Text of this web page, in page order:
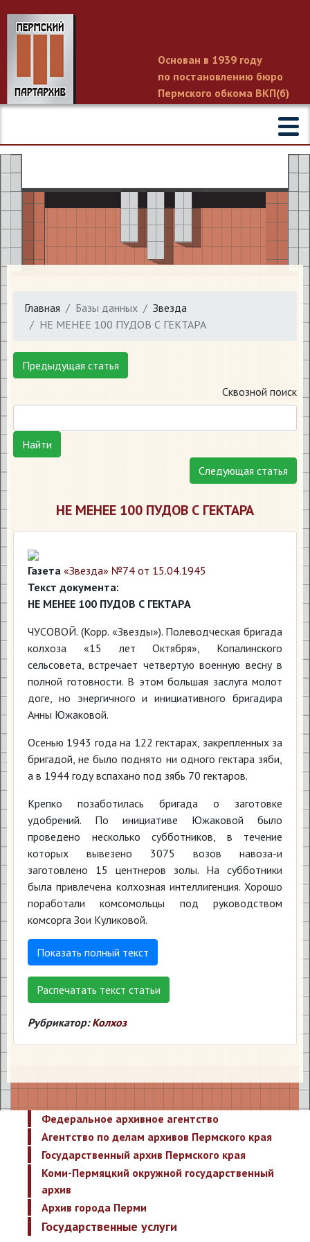
Основан в 1939 году
по постановлению бюро
Пермского обкома ВКП(б)
Главная Базы данных
Звезда
​НЕ МЕНЕЕ 100 ПУДОВ С ГЕКТАРА
Предыдущая статья
Сквозной поиск
Найти
Следующая статья
​НЕ МЕНЕЕ 100 ПУДОВ С ГЕКТАРА
Газета «Звезда» №74 от 15.04.1945
Текст документа:
НЕ МЕНЕЕ 100 ПУДОВ С ГЕКТАРА
ЧУСОВОЙ. (Корр. «Звезды»). Полеводческая бригада
колхоза «15 лет Октября», Копалинского
сельсовета, встречает четвертую военную весну в
полной готовности. В этом большая заслуга молот
доге, но энергичного и инициативного бригадира
Анны Южаковой.
Осенью 1943 года на 122 гектарах, закрепленных за
бригадой, не было поднято ни одного гектара зяби,
а в 1944 году вспахано под зябь 70 гектаров.
Крепко позаботилась бригада о заготовке
удобрений. По инициативе Южаковой было
проведено несколько субботников, в течение
которых вывезено 3075 возов навоза-и
заготовлено 15 центнеров золы. На субботники
была привлечена колхозная интеллигенция. Хорошо
поработали комсомольцы под руководством
комсорга Зои Куликовой.
Показать полный текст
Распечатать текст статьи
Рубрикатор: Колхоз
Федеральное архивное агентство
Агентство по делам архивов Пермского края
Государственный архив Пермского края
Коми-Пермяцкий окружной государственный
архив
Архив города Перми
Государственные услуги